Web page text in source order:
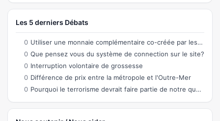
Les 5 derniers Débats
0 Utiliser une monnaie complémentaire co-créée par les citoyens permettant des échanges
0 Que pensez vous du système de connection sur le site?
0 Interruption volontaire de grossesse
0 Différence de prix entre la métropole et l'Outre-Mer
0 Pourquoi le terrorisme devrait faire partie de notre quotidien ?